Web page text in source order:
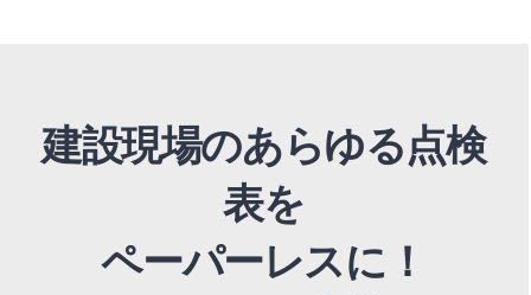
建設現場のあらゆる点検
表を
ペーパーレスに！